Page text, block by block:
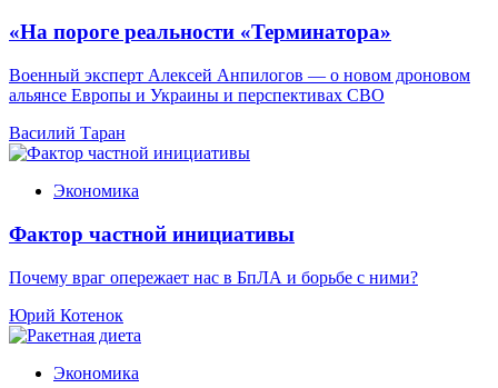
«На пороге реальности «Терминатора»
Военный эксперт Алексей Анпилогов — о новом дроновом
альянсе Европы и Украины и перспективах СВО
Василий Таран
Экономика
Фактор частной инициативы
Почему враг опережает нас в БпЛА и борьбе с ними?
Юрий Котенок
Экономика